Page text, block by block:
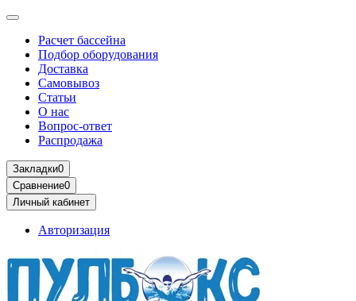
Расчет бассейна
Подбор оборудования
Доставка
Самовывоз
Статьи
О нас
Вопрос-ответ
Распродажа
Закладки0
Сравнение0
Личный кабинет
Авторизация